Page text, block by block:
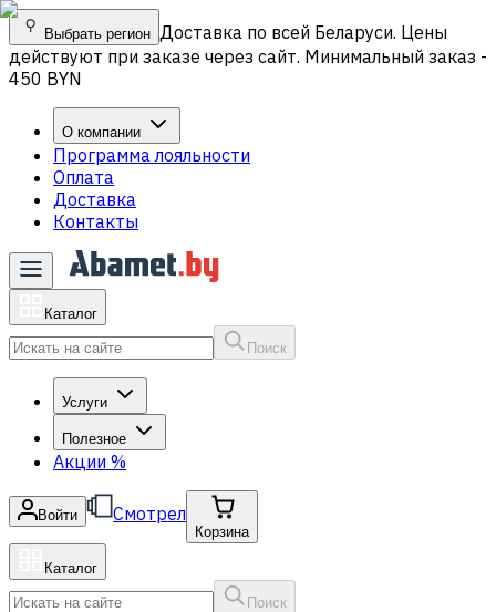
Выбрать регион Доставка по всей Беларуси. Цены
действуют при заказе через сайт. Минимальный заказ -
450 BYN
О компании
Программа лояльности
Оплата
Доставка
Контакты
Каталог
Поиск
Услуги
Полезное
Акции %
Войти Смотрел
Корзина
Каталог
Поиск